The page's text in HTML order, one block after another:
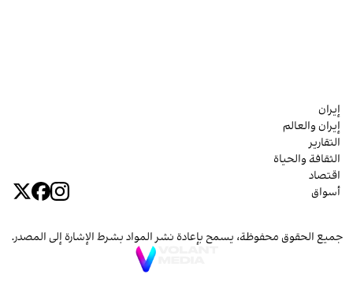
إيران
إيران والعالم
التقارير
الثقافة والحياة
اقتصاد
أسواق
جميع الحقوق محفوظة، يسمح بإعادة نشر المواد بشرط الإشارة إلى المصدر.